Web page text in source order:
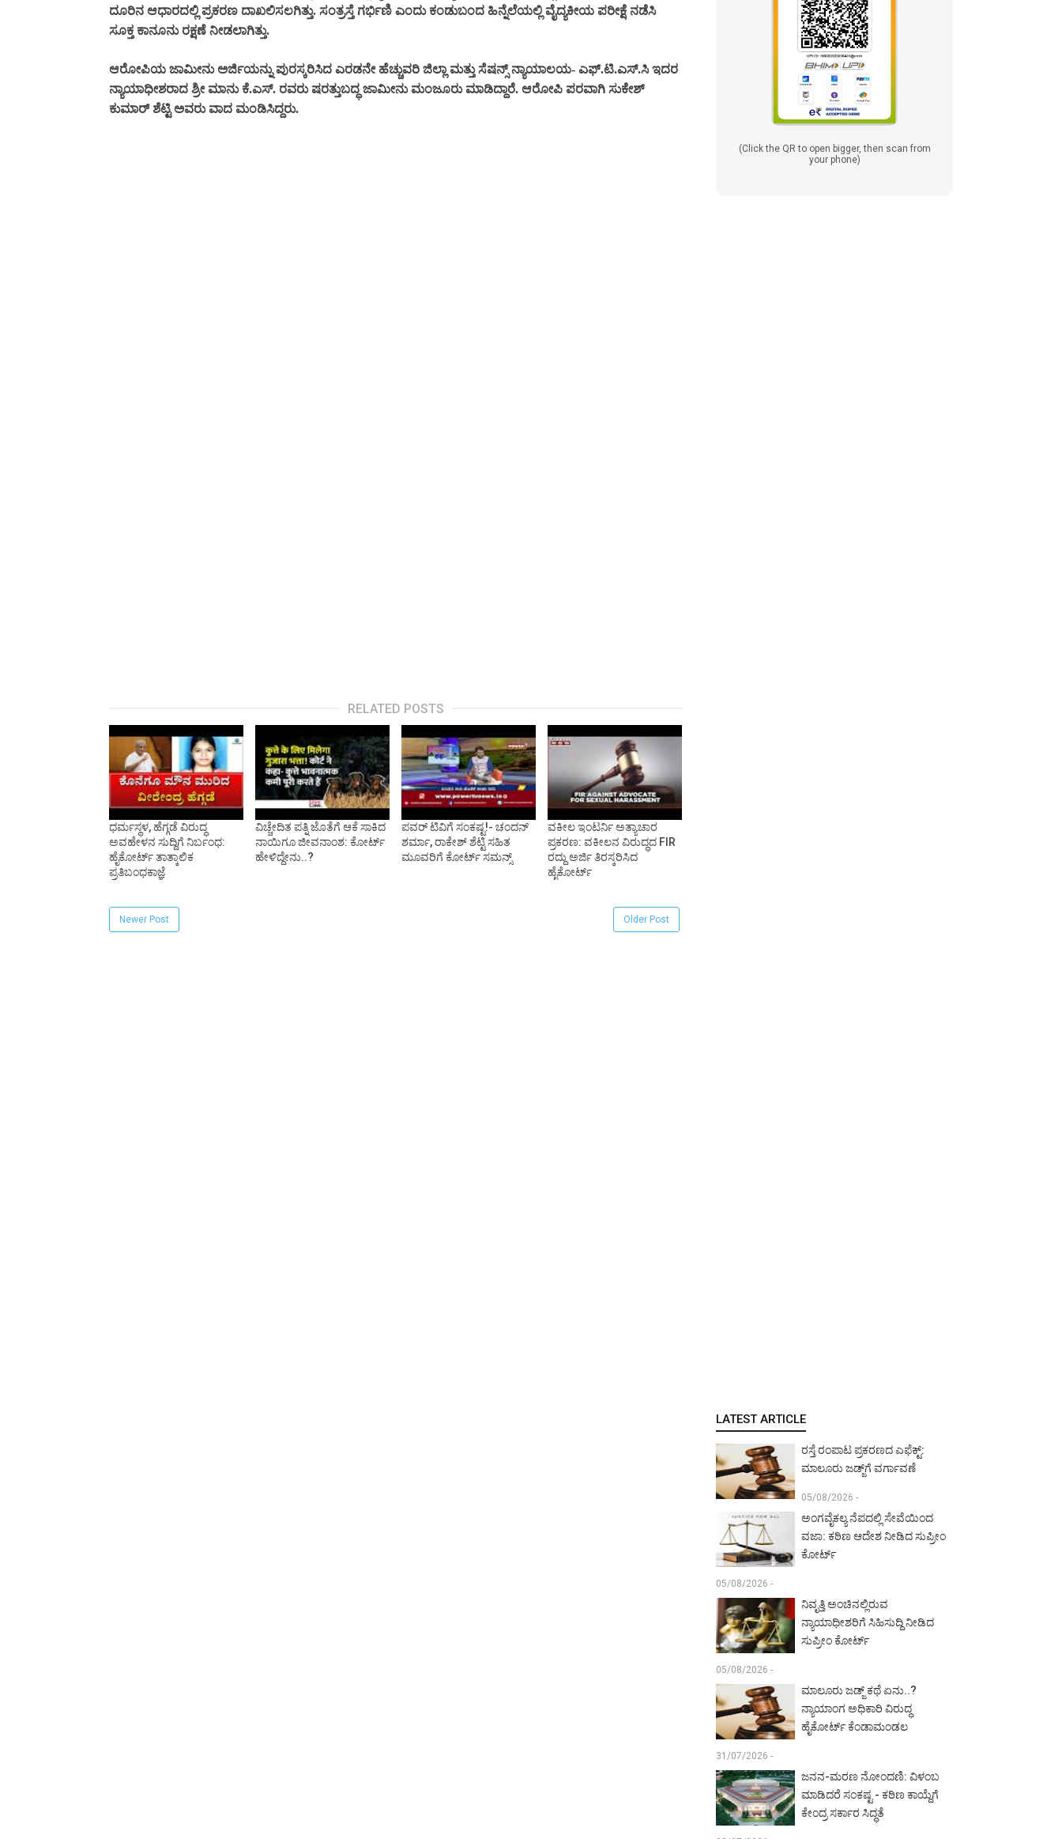
ದೂರಿನ ಆಧಾರದಲ್ಲಿ ಪ್ರಕರಣ ದಾಖಲಿಸಲಗಿತ್ತು. ಸಂತ್ರಸ್ತೆ ಗರ್ಭಿಣಿ ಎಂದು ಕಂಡುಬಂದ ಹಿನ್ನೆಲೆಯಲ್ಲಿ ವೈದ್ಯಕೀಯ ಪರೀಕ್ಷೆ ನಡೆಸಿ
ಸೂಕ್ತ ಕಾನೂನು ರಕ್ಷಣೆ ನೀಡಲಾಗಿತ್ತು.
ಆರೋಪಿಯ ಜಾಮೀನು ಅರ್ಜಿಯನ್ನು ಪುರಸ್ಕರಿಸಿದ ಎರಡನೇ ಹೆಚ್ಚುವರಿ ಜಿಲ್ಲಾ ಮತ್ತು ಸೆಷನ್ಸ್ ನ್ಯಾಯಾಲಯ- ಎಫ್.ಟಿ.ಎಸ್.ಸಿ ಇದರ
ನ್ಯಾಯಾಧೀಶರಾದ ಶ್ರೀ ಮಾನು ಕೆ.ಎಸ್. ರವರು ಷರತ್ತುಬದ್ಧ ಜಾಮೀನು ಮಂಜೂರು ಮಾಡಿದ್ದಾರೆ. ಆರೋಪಿ ಪರವಾಗಿ ಸುಕೇಶ್
ಕುಮಾರ್ ಶೆಟ್ಟಿ ಅವರು ವಾದ ಮಂಡಿಸಿದ್ದರು.
RELATED POSTS
ಧರ್ಮಸ್ಥಳ, ಹೆಗ್ಗಡೆ ವಿರುದ್ಧ
ಅವಹೇಳನ ಸುದ್ದಿಗೆ ನಿರ್ಬಂಧ:
ಹೈಕೋರ್ಟ್ ತಾತ್ಕಾಲಿಕ
ಪ್ರತಿಬಂಧಕಾಜ್ಞೆ
ವಿಚ್ಚೇದಿತ ಪತ್ನಿ ಜೊತೆಗೆ ಆಕೆ ಸಾಕಿದ
ನಾಯಿಗೂ ಜೀವನಾಂಶ: ಕೋರ್ಟ್
ಹೇಳಿದ್ದೇನು..?
ಪವರ್ ಟಿವಿಗೆ ಸಂಕಷ್ಟ!- ಚಂದನ್
ಶರ್ಮಾ, ರಾಕೇಶ್ ಶೆಟ್ಟಿ ಸಹಿತ
ಮೂವರಿಗೆ ಕೋರ್ಟ್ ಸಮನ್ಸ್
ವಕೀಲ ಇಂಟರ್ನಿ ಅತ್ಯಾಚಾರ
ಪ್ರಕರಣ: ವಕೀಲನ ವಿರುದ್ಧದ FIR
ರದ್ದು ಅರ್ಜಿ ತಿರಸ್ಕರಿಸಿದ
ಹೈಕೋರ್ಟ್
Newer Post Older Post
(Click the QR to open bigger, then scan from
your phone)
LATEST ARTICLE
ರಸ್ತೆ ರಂಪಾಟ ಪ್ರಕರಣದ ಎಫೆಕ್ಟ್‌:
ಮಾಲೂರು ಜಡ್ಜ್‌ಗೆ ವರ್ಗಾವಣೆ
05/08/2026 -
ಅಂಗವೈಕಲ್ಯ ನೆಪದಲ್ಲಿ ಸೇವೆಯಿಂದ
ವಜಾ: ಕಠಿಣ ಆದೇಶ ನೀಡಿದ ಸುಪ್ರೀಂ
ಕೋರ್ಟ್‌
05/08/2026 -
ನಿವೃತ್ತಿ ಅಂಚಿನಲ್ಲಿರುವ
ನ್ಯಾಯಾಧೀಶರಿಗೆ ಸಿಹಿಸುದ್ದಿ ನೀಡಿದ
ಸುಪ್ರೀಂ ಕೋರ್ಟ್‌
05/08/2026 -
ಮಾಲೂರು ಜಡ್ಜ್‌ ಕಥೆ ಏನು..?
ನ್ಯಾಯಾಂಗ ಅಧಿಕಾರಿ ವಿರುದ್ಧ
ಹೈಕೋರ್ಟ್ ಕೆಂಡಾಮಂಡಲ
31/07/2026 -
ಜನನ-ಮರಣ ನೋಂದಣಿ: ವಿಳಂಬ
ಮಾಡಿದರೆ ಸಂಕಷ್ಟ - ಕಠಿಣ ಕಾಯ್ದೆಗೆ
ಕೇಂದ್ರ ಸರ್ಕಾರ ಸಿದ್ಧತೆ